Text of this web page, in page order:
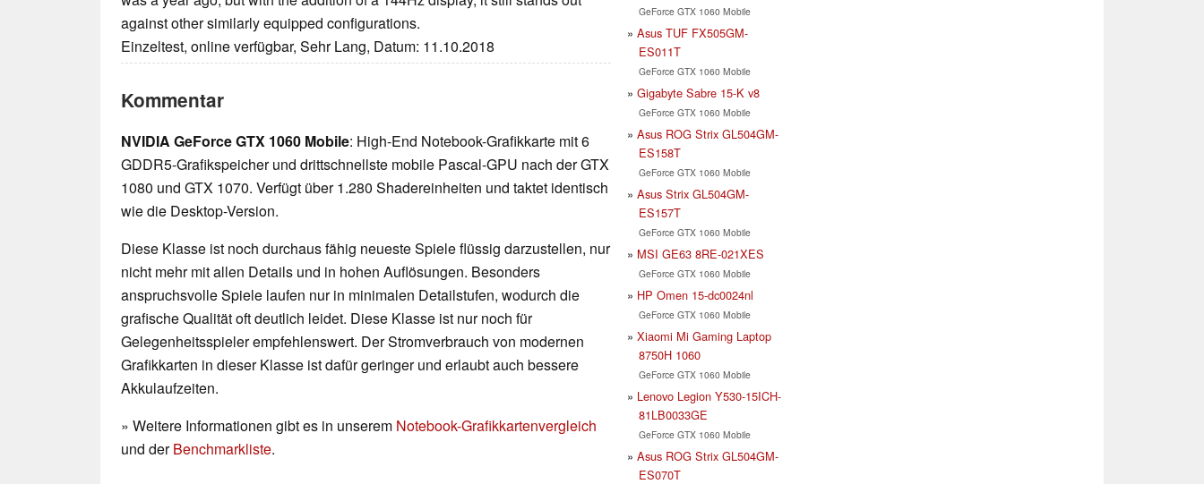
against other similarly equipped configurations.
Einzeltest, online verfügbar, Sehr Lang, Datum: 11.10.2018
Kommentar
NVIDIA GeForce GTX 1060 Mobile: High-End Notebook-Grafikkarte mit 6
GDDR5-Grafikspeicher und drittschnellste mobile Pascal-GPU nach der GTX
1080 und GTX 1070. Verfügt über 1.280 Shadereinheiten und taktet identisch
wie die Desktop-Version.
Diese Klasse ist noch durchaus fähig neueste Spiele flüssig darzustellen, nur
nicht mehr mit allen Details und in hohen Auflösungen. Besonders
anspruchsvolle Spiele laufen nur in minimalen Detailstufen, wodurch die
grafische Qualität oft deutlich leidet. Diese Klasse ist nur noch für
Gelegenheitsspieler empfehlenswert. Der Stromverbrauch von modernen
Grafikkarten in dieser Klasse ist dafür geringer und erlaubt auch bessere
Akkulaufzeiten.
» Weitere Informationen gibt es in unserem Notebook-Grafikkartenvergleich
und derBenchmarkliste.
GeForce GTX 1060 Mobile
Asus TUF FX505GM-
ES011T
GeForce GTX 1060 Mobile
Gigabyte Sabre 15-K v8
GeForce GTX 1060 Mobile
Asus ROG Strix GL504GM-
ES158T
GeForce GTX 1060 Mobile
Asus Strix GL504GM-
ES157T
GeForce GTX 1060 Mobile
MSI GE63 8RE-021XES
GeForce GTX 1060 Mobile
HP Omen 15-dc0024nl
GeForce GTX 1060 Mobile
Xiaomi Mi Gaming Laptop
8750H 1060
GeForce GTX 1060 Mobile
Lenovo Legion Y530-15ICH-
81LB0033GE
GeForce GTX 1060 Mobile
Asus ROG Strix GL504GM-
ES070T